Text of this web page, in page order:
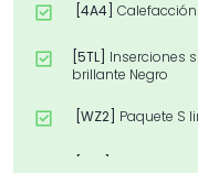
[4A4]
[5TL] Inserciones
brillante Negro
[WZ2] Paquete S
[PXA]